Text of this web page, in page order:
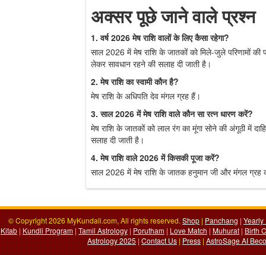
अक्सर पूछे जाने वाले प्रश्न
1. वर्ष 2026 मेष राशि वालों के लिए कैसा रहेगा?
साल 2026 में मेष राशि के जातकों को मिले-जुले परिणामों की
लेकर सावधान रहने की सलाह दी जाती है।
2. मेष राशि का स्वामी कौन है?
मेष राशि के अधिपति देव मंगल ग्रह हैं।
3. साल 2026 में मेष राशि वाले कौन सा रत्न धारण करें?
मेष राशि के जातकों को लाल रंग का मूंगा सोने की अंगूठी में
सलाह दी जाती है।
4. मेष राशि वाले 2026 में किसकी पूजा करें?
साल 2026 में मेष राशि के जातक हनुमान जी और मंगल ग्रह
© Copyright 2026 MyKundali.com, All rights reserved.Shop|Panchang|Yearly
Kitab|Kundli Program|Tamil Astrology|Porutham|Love Match|Muhurat|Birth
Astrology 2025|Contact Us|Press|AstroSage AI